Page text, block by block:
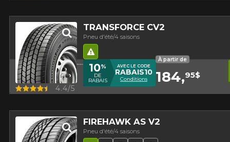
TRANSFORCE CV2
Pneu d'été/4 saisons
Hasard routier
Aperçu 4.4/5
10%
DE
RABAIS
AVEC LE CODE
RABAIS10
Conditions
À partir de
184,95$
FIREHAWK AS V2
Pneu d'été/4 saisons